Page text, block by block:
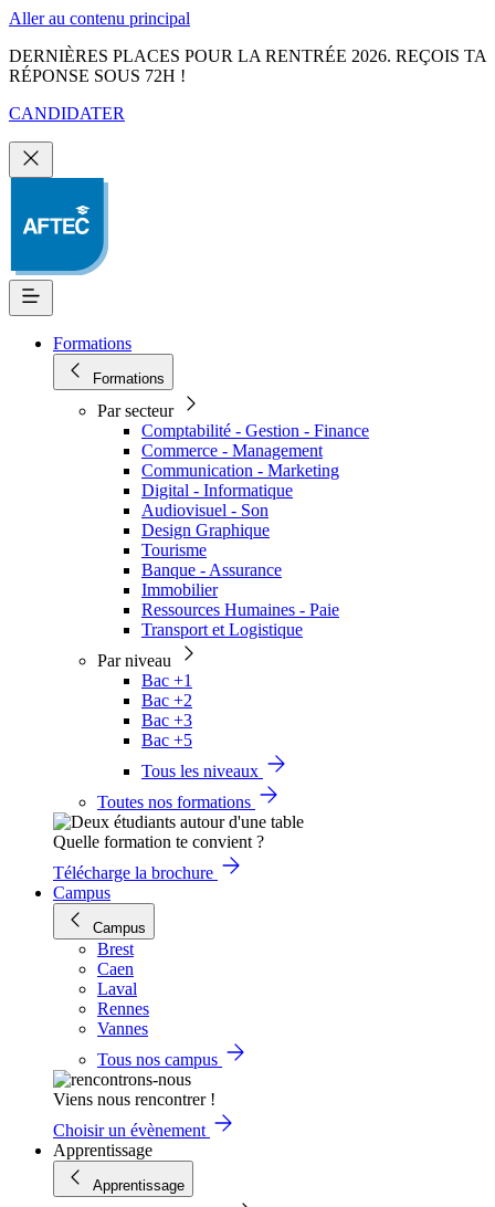
Aller au contenu principal
DERNIÈRES PLACES POUR LA RENTRÉE 2026. REÇOIS TA
RÉPONSE SOUS 72H !
CANDIDATER
Formations
Formations
Par secteur
Comptabilité - Gestion - Finance
Commerce - Management
Communication - Marketing
Digital - Informatique
Audiovisuel - Son
Design Graphique
Tourisme
Banque - Assurance
Immobilier
Ressources Humaines - Paie
Transport et Logistique
Par niveau
Bac +1
Bac +2
Bac +3
Bac +5
Tous les niveaux
Toutes nos formations
Quelle formation te convient ?
Télécharge la brochure
Campus
Campus
Brest
Caen
Laval
Rennes
Vannes
Tous nos campus
Viens nous rencontrer !
Choisir un évènement
Apprentissage
Apprentissage